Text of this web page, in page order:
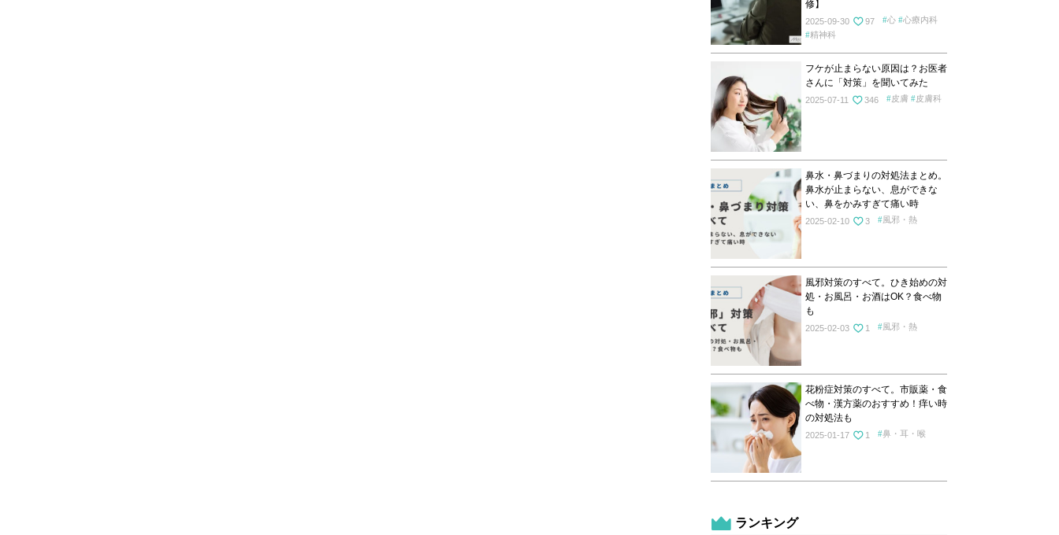
修】
2025-09-30 97 心
心療内科
精神科
フケが止まらない原因は？お医者
さんに「対策」を聞いてみた
2025-07-11 346 皮膚 皮膚科
鼻水・鼻づまりの対処法まとめ。
鼻水が止まらない、息ができな
い、鼻をかみすぎて痛い時
2025-02-10 3 風邪・熱
風邪対策のすべて。ひき始めの対
処・お風呂・お酒はOK？食べ物
も
2025-02-03 1 風邪・熱
花粉症対策のすべて。市販薬・食
べ物・漢方薬のおすすめ！痒い時
の対処法も
2025-01-17 1 鼻・耳・喉
ランキング